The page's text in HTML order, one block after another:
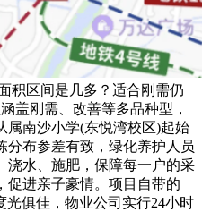
积区间是几多？适合刚需仍
盖刚需、改善等多品种型，
属南沙小学(东悦湾校区)起始
分布参差有致，绿化养护人员
浇水、施肥，保障每一户的采
促进亲子豪情。项目自带的
光俱佳，物业公司实行24小时